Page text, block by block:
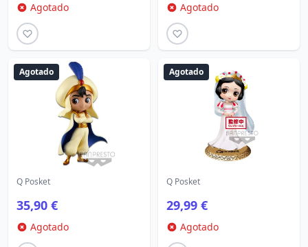
Agotado
Agotado
Agotado
Q Posket
35,90 €
Agotado
Agotado
Q Posket
29,99 €
Agotado